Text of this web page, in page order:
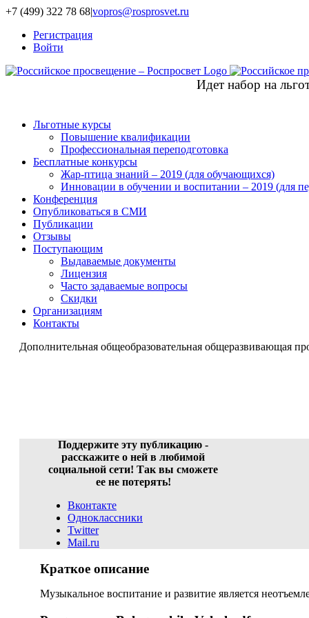
+7 (499) 322 78 68|vopros@rosprosvet.ru
Регистрация
Войти
Идет набор на
Льготные курсы
Повышение квалификации
Профессиональная переподготовка
Бесплатные конкурсы
Жар-птица знаний – 2019 (для обучающихся)
Инновации в обучении и воспитании – 2019 (для
Конференция
Опубликоваться в СМИ
Публикации
Отзывы
Поступающим
Выдаваемые документы
Лицензия
Часто задаваемые вопросы
Скидки
Организациям
Контакты
Дополнительная общеобразовательная
Поддержите эту публикацию -
расскажите о ней в любимой
социальной сети! Так вы сможете
ее не потерять!
Вконтакте
Одноклассники
Twitter
Mail.ru
Краткое описание
Музыкальное воспитание и развитие является